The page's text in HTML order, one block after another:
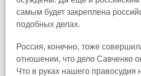
самым будет закреплена
подобных делах.
Россия, конечно, тоже
отношении, что дело Савченко
Что в руках нашего правосудия